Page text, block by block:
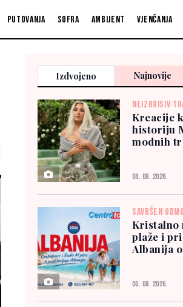
Putovanja Sofra Ambijent Vjenčanja
Izdvojeno Najnovije
NEIZBRISIV
Kreacije
historiju
modnih
06. 08. 2026.
SAVRŠEN
Kristalno
plaže i
Albanija
06. 08. 2026.